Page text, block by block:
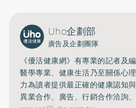
Uho企劃部
廣告及企劃團隊
《優活健康網》有專業的記者及
醫學專業、健康生活乃至關係心
力為讀者提供最正確的健康認知與
異業合作、廣告、行銷合作洽詢